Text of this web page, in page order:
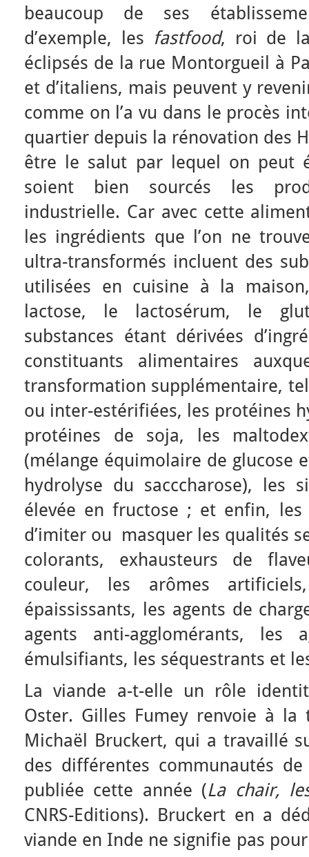
beaucoup de ses
d’exemple, les fastfood, roi de
éclipsés de la rue Montorgueil à
et d’italiens, mais peuvent y
comme on l’a vu dans le procès
quartier depuis la rénovation des
être le salut par lequel on peut
soient bien sourcés les
industrielle. Car avec cette
les ingrédients que l’on ne
ultra-transformés incluent des
utilisées en cuisine à la
lactose, le lactosérum, le
substances étant dérivées
constituants alimentaires
transformation supplémentaire,
ou inter-estérifiées, les protéines
protéines de soja, les
(mélange équimolaire de glucose
hydrolyse du sacccharose), les
élevée en fructose ; et enfin,
d’imiter ou masquer les qualités
colorants, exhausteurs de
couleur, les arômes
épaississants, les agents de
agents anti-agglomérants, les
émulsifiants, les séquestrants et
La viande a-t-elle un rôle
Oster. Gilles Fumey renvoie à la
Michaël Bruckert, qui a travaillé
des différentes communautés
publiée cette année (La chair,
CNRS-Editions). Bruckert en a
viande en Inde ne signifie pas